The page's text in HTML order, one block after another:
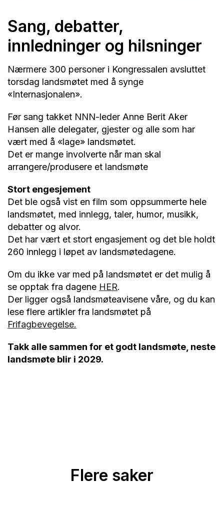
Sang, debatter,
innledninger og hilsninger
Nærmere 300 personer i Kongressalen avsluttet
torsdag landsmøtet med å synge
«Internasjonalen».
Før sang takket NNN-leder Anne Berit Aker
Hansen alle delegater, gjester og alle som har
vært med å «lage» landsmøtet.
Det er mange involverte når man skal
arrangere/produsere et landsmøte
Stort engesjement
Det ble også vist en film som oppsummerte hele
landsmøtet, med innlegg, taler, humor, musikk,
debatter og alvor.
Det har vært et stort engasjement og det ble holdt
260 innlegg i løpet av landsmøtedagene.
Om du ikke var med på landsmøtet er det mulig å
se opptak fra dagene HER.
Der ligger også landsmøteavisene våre, og du kan
lese flere artikler fra landsmøtet på
Frifagbevegelse.
Takk alle sammen for et godt landsmøte, neste
landsmøte blir i 2029.
Flere saker